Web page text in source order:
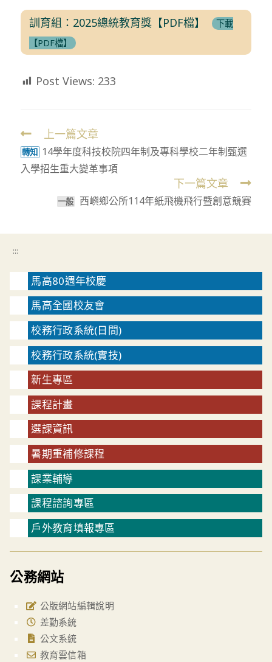
訓育組：2025總統教育獎【PDF檔】
下載
【PDF檔】
Post Views: 233
Read
more
articles
上一篇文章
轉知 14學年度科技校院四年制及專科學校二年制甄選
入學招生重大變革事項
下一篇文章
⼀般 西嶼鄉公所114年紙飛機飛行暨創意競賽
:::
馬高80週年校慶
馬高全國校友會
校務行政系統(日間)
校務行政系統(實技)
新生專區
課程計畫
選課資訊
暑期重補修課程
課業輔導
課程諮詢專區
戶外教育填報專區
公務網站
公版網站編輯說明
差勤系統
公文系統
教育雲信箱